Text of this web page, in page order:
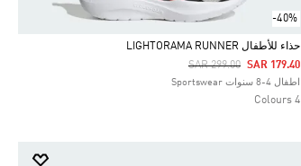
-40%
Selected
حذاء للأطفال LIGHTORAMA RUNNER
Price Reduced From
SAR 299.00ToSAR 179.40
اطفال 4-8 سنوات Sportswear
4 Colours